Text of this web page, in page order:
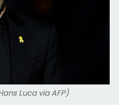
Luca via AFP)